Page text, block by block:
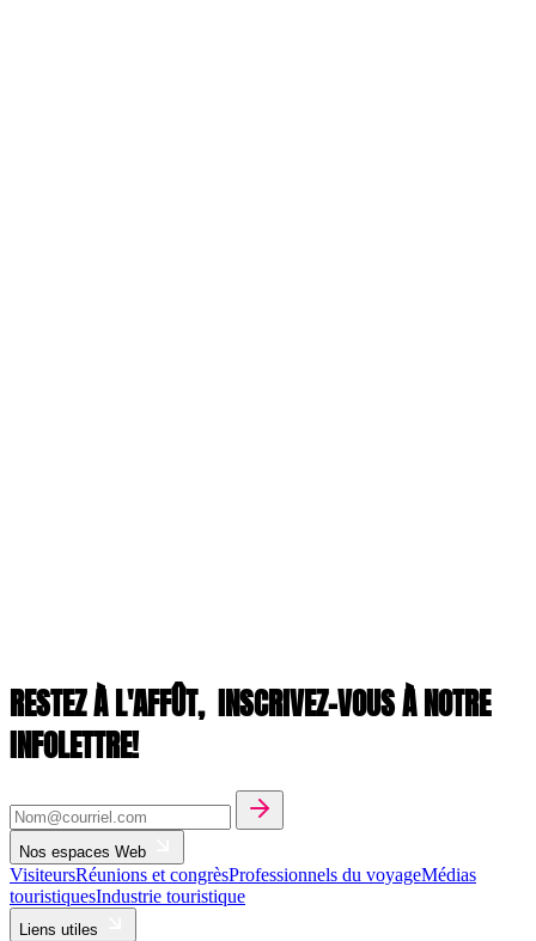
RESTEZ À L'AFFÛT, INSCRIVEZ-VOUS À NOTRE
INFOLETTRE!
Nos espaces Web
VisiteursRéunions et congrèsProfessionnels du voyageMédias
touristiquesIndustrie touristique
Liens utiles